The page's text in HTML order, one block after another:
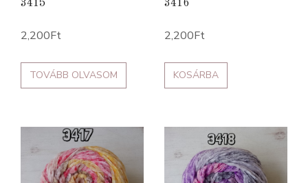
3415
2,200Ft
TOVÁBB OLVASOM
3416
2,200Ft
KOSÁRBA